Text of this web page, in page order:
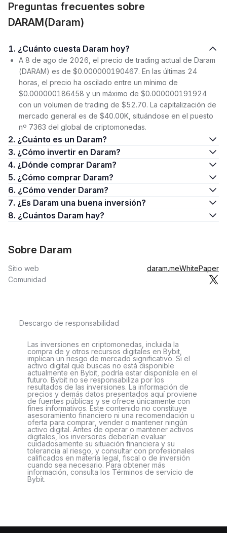
Preguntas frecuentes sobre
DARAM(Daram)
1. ¿Cuánto cuesta Daram hoy?
A 8 de ago de 2026, el precio de trading actual de Daram
(DARAM) es de $0.000000190467. En las últimas 24
horas, el precio ha oscilado entre un mínimo de
$0.000000186458 y un máximo de $0.000000191924
con un volumen de trading de $52.70. La capitalización de
mercado general es de $40.00K, situándose en el puesto
nº 7363 del global de criptomonedas.
2. ¿Cuánto es un Daram?
3. ¿Cómo invertir en Daram?
4. ¿Dónde comprar Daram?
5. ¿Cómo comprar Daram?
6. ¿Cómo vender Daram?
7. ¿Es Daram una buena inversión?
8. ¿Cuántos Daram hay?
Sobre Daram
Sitio web daram.meWhitePaper
Comunidad
Descargo de responsabilidad
Las inversiones en criptomonedas, incluida la
compra de y otros recursos digitales en Bybit,
implican un riesgo de mercado significativo. Si el
activo digital que buscas no está disponible
actualmente en Bybit, podría estar disponible en el
futuro. Bybit no se responsabiliza por los
resultados de las inversiones. La información de
precios y demás datos presentados aquí proviene
de fuentes públicas y se ofrece únicamente con
fines informativos. Este contenido no constituye
asesoramiento financiero ni una recomendación u
oferta para comprar, vender o mantener ningún
activo digital. Antes de operar o mantener activos
digitales, los inversores deberían evaluar
cuidadosamente su situación financiera y su
tolerancia al riesgo, y consultar con profesionales
calificados en materia legal, fiscal o de inversión
cuando sea necesario. Para obtener más
información, consulta los Términos de servicio de
Bybit.